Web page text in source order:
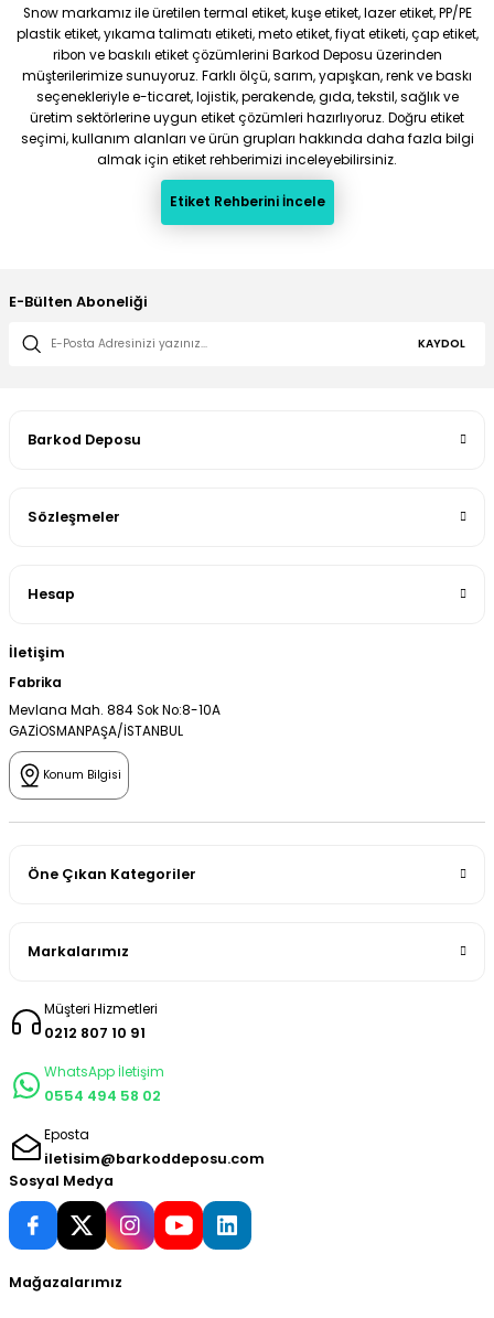
Snow markamız ile üretilen termal etiket, kuşe etiket, lazer etiket, PP/PE
plastik etiket, yıkama talimatı etiketi, meto etiket, fiyat etiketi, çap etiket,
ribon ve baskılı etiket çözümlerini Barkod Deposu üzerinden
müşterilerimize sunuyoruz. Farklı ölçü, sarım, yapışkan, renk ve baskı
seçenekleriyle e-ticaret, lojistik, perakende, gıda, tekstil, sağlık ve
üretim sektörlerine uygun etiket çözümleri hazırlıyoruz. Doğru etiket
seçimi, kullanım alanları ve ürün grupları hakkında daha fazla bilgi
almak için etiket rehberimizi inceleyebilirsiniz.
Etiket Rehberini İncele
E-Bülten Aboneliği
KAYDOL
Barkod Deposu
Sözleşmeler
Hesap
İletişim
Fabrika
Mevlana Mah. 884 Sok No:8-10A
GAZİOSMANPAŞA/İSTANBUL
Konum Bilgisi
Öne Çıkan Kategoriler
Markalarımız
Müşteri Hizmetleri
0212 807 10 91
WhatsApp İletişim
0554 494 58 02
Eposta
iletisim@barkoddeposu.com
Sosyal Medya
Mağazalarımız